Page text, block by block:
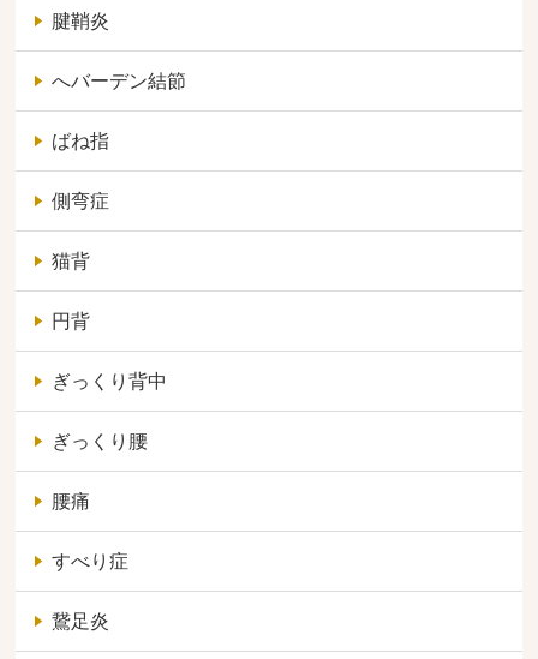
腱鞘炎
へバーデン結節
ばね指
側弯症
猫背
円背
ぎっくり背中
ぎっくり腰
腰痛
すべり症
鵞足炎